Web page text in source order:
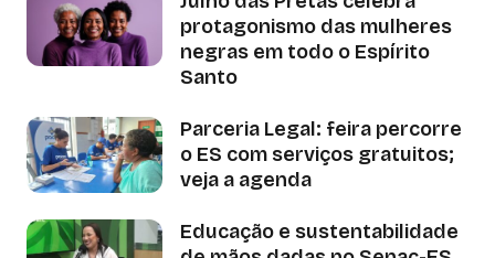
protagonismo das mulheres
negras em todo o Espírito
Santo
Parceria Legal: feira percorre
o ES com serviços gratuitos;
veja a agenda
Educação e sustentabilidade